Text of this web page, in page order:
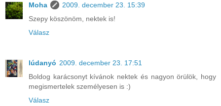
Moha
2009. december 23. 15:39
Szepy köszönöm, nektek is!
Válasz
lúdanyó 2009. december 23. 17:51
Boldog karácsonyt kívánok nektek és nagyon örülök, hogy
megismertelek személyesen is :)
Válasz